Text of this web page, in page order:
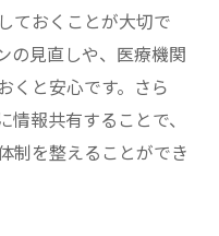
ておくことが大切で
の見直しや、医療機関
くと安心です。さら
報共有することで、
制を整えることができ